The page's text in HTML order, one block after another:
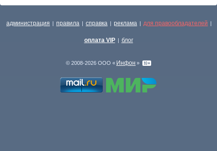
администрация | правила | справка | реклама | для правообладателей |
оплата VIP | блог
© 2008-2026 ООО « Инфон »